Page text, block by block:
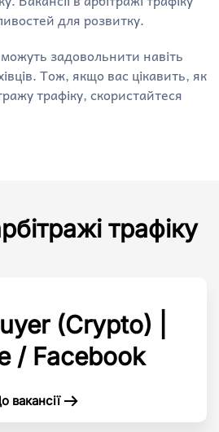
для розвитку.
можуть задовольнити навіть
Тож, якщо вас цікавить, як
трафіку, скористайтеся
трафіку
(Crypto) |
/ Facebook
вакансії